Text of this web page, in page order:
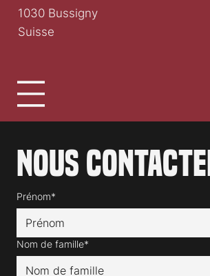
Nous
Prénom*
Nom de famille*
1030 Bussigny
Suisse